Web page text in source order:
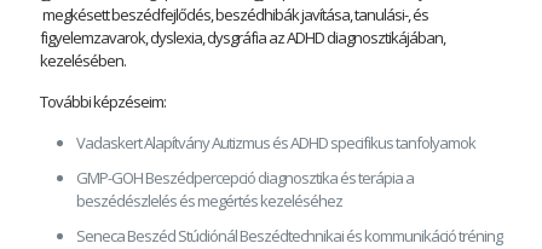
megkésett beszédfejlődés, beszédhibák javítása, tanulási-, és
figyelemzavarok, dyslexia, dysgráfia az ADHD diagnosztikájában,
kezelésében.
További képzéseim:
Vadaskert Alapítvány Autizmus és ADHD specifikus tanfolyamok
GMP-GOH Beszédpercepció diagnosztika és terápia a
beszédészlelés és megértés kezeléséhez
Seneca Beszéd Stúdiónál Beszédtechnikai és kommunikáció tréning